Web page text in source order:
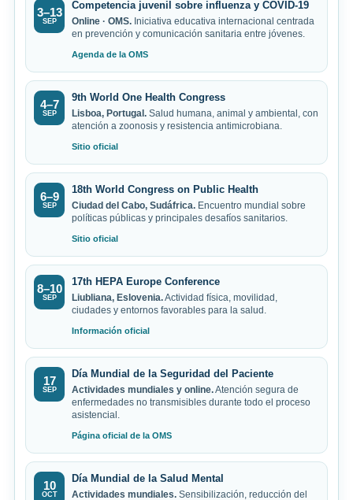
3–13
SEP
Competencia juvenil sobre influenza y COVID-19
Online · OMS. Iniciativa educativa internacional centrada
en prevención y comunicación sanitaria entre jóvenes.
Agenda de la OMS
4–7
SEP
9th World One Health Congress
Lisboa, Portugal. Salud humana, animal y ambiental, con
atención a zoonosis y resistencia antimicrobiana.
Sitio oficial
6–9
SEP
18th World Congress on Public Health
Ciudad del Cabo, Sudáfrica. Encuentro mundial sobre
políticas públicas y principales desafíos sanitarios.
Sitio oficial
8–10
SEP
17th HEPA Europe Conference
Liubliana, Eslovenia.Actividad física, movilidad,
ciudades y entornos favorables para la salud.
Información oficial
17
SEP
Día Mundial de la Seguridad del Paciente
Actividades mundiales y online.Atención segura de
enfermedades no transmisibles durante todo el proceso
asistencial.
Página oficial de la OMS
10
OCT
Día Mundial de la Salud Mental
Actividades mundiales. Sensibilización, reducción del